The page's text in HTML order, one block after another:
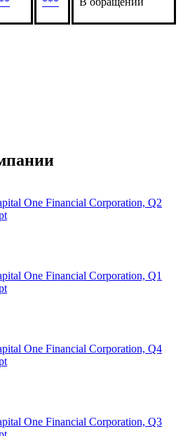
One Financial Corporation, Q2
One Financial Corporation, Q1
One Financial Corporation, Q4
One Financial Corporation, Q3